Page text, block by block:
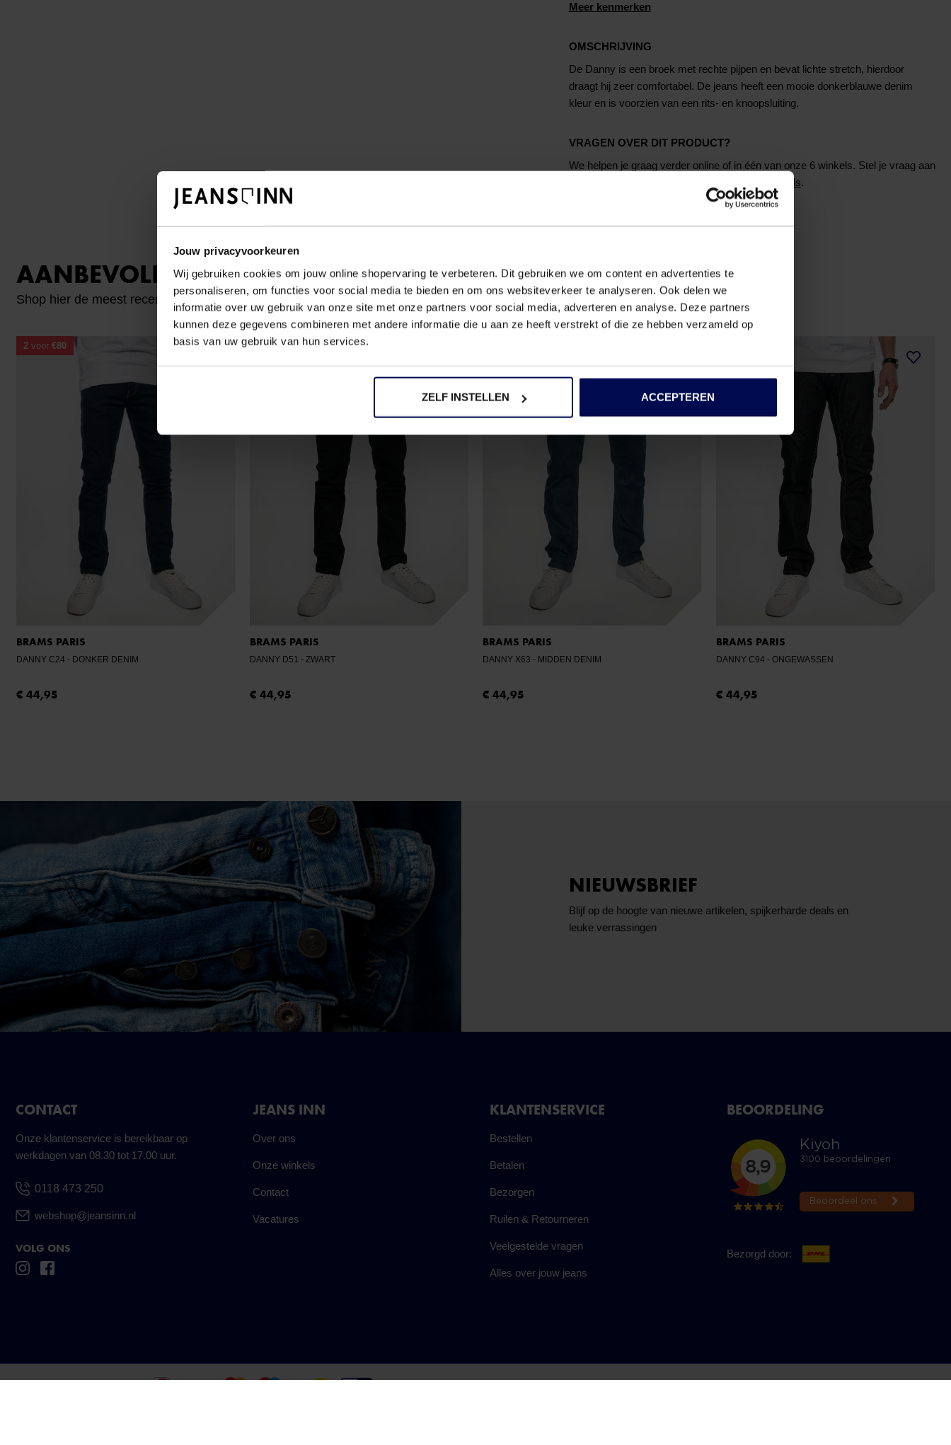
Jouw privacyvoorkeuren
Wij gebruiken cookies om jouw online shopervaring te verbeteren. Dit gebruiken we om content en advertenties te
personaliseren, om functies voor social media te bieden en om ons websiteverkeer te analyseren. Ook delen we
informatie over uw gebruik van onze site met onze partners voor social media, adverteren en analyse. Deze partners
kunnen deze gegevens combineren met andere informatie die u aan ze heeft verstrekt of die ze hebben verzameld op
basis van uw gebruik van hun services.
ZELF INSTELLEN ACCEPTEREN
Meer kenmerken
OMSCHRIJVING
De Danny is een broek met rechte pijpen en bevat lichte stretch, hierdoor
draagt hij zeer comfortabel. De jeans heeft een mooie donkerblauwe denim
kleur en is voorzien van een rits- en knoopsluiting.
VRAGEN OVER DIT PRODUCT?
We helpen je graag verder online of in één van onze 6 winkels. Stel je vraag aan
winkels.
AANBEVOLEN VOOR JOU
Shop hier de meest recente jeans van Brams Paris
2 voor €80
BRAMS PARIS
DANNY C24 - DONKER DENIM
€ 44,95
2voor€80
BRAMS PARIS
DANNY D51 - ZWART
€ 44,95
BRAMS PARIS
DANNY X63 - MIDDEN DENIM
€ 44,95
BRAMS PARIS
DANNY C94 - ONGEWASSEN
€ 44,95
NIEUWSBRIEF
Blijf op de hoogte van nieuwe artikelen, spijkerharde deals en
leuke verrassingen
CONTACT
Onze klantenservice is bereikbaar op
werkdagen van 08.30 tot 17.00 uur.
0118 473 250
webshop@jeansinn.nl
VOLG ONS
JEANS INN
Over ons
Onze winkels
Contact
Vacatures
KLANTENSERVICE
Bestellen
Betalen
Bezorgen
Ruilen & Retourneren
Veelgestelde vragen
Alles over jouw jeans
BEOORDELING
Bezorgd door: